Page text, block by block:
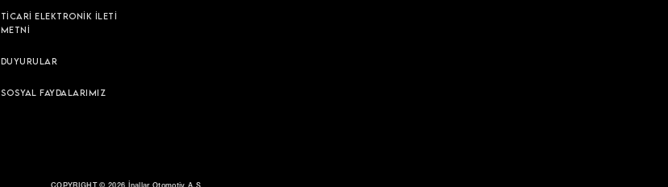
TİCARİ ELEKTRONİK İLETİ
METNİ
DUYURULAR
SOSYAL FAYDALARIMIZ